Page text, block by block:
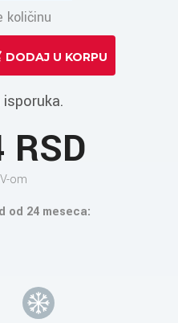
količinu
om
od 24 meseca: